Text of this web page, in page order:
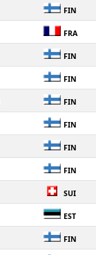
FIN
FRA
FIN
FIN
FIN
FIN
FIN
FIN
SUI
EST
FIN